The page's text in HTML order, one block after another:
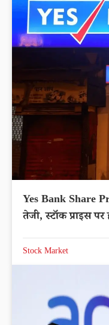
Yes Bank Share
तेजी, स्टॉक प्राइस
Stock Market